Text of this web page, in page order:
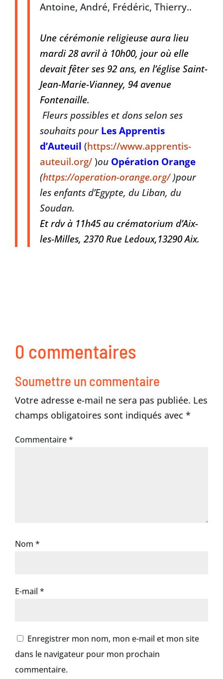
Antoine, André, Frédéric, Thierry..
Une cérémonie religieuse aura lieu
mardi 28 avril à 10h00, jour où elle
devait fêter ses 92 ans, en l’église Saint-
Jean-Marie-Vianney, 94 avenue
Fontenaille.
Fleurs possibles et dons selon ses
souhaits pour Les Apprentis
d’Auteuil (https://www.apprentis-
auteuil.org/ )ou Opération Orange
(https://operation-orange.org/)pour
les enfants d’Egypte, du Liban, du
Soudan.
Et rdv à 11h45 au crématorium d’Aix-
les-Milles, 2370 Rue Ledoux,13290 Aix.
0 commentaires
Soumettre un commentaire
Votre adresse e-mail ne sera pas publiée. Les
champs obligatoires sont indiqués avec *
Commentaire*
Nom *
E-mail *
Enregistrer mon nom, mon e-mail et mon site
dans le navigateur pour mon prochain
commentaire.